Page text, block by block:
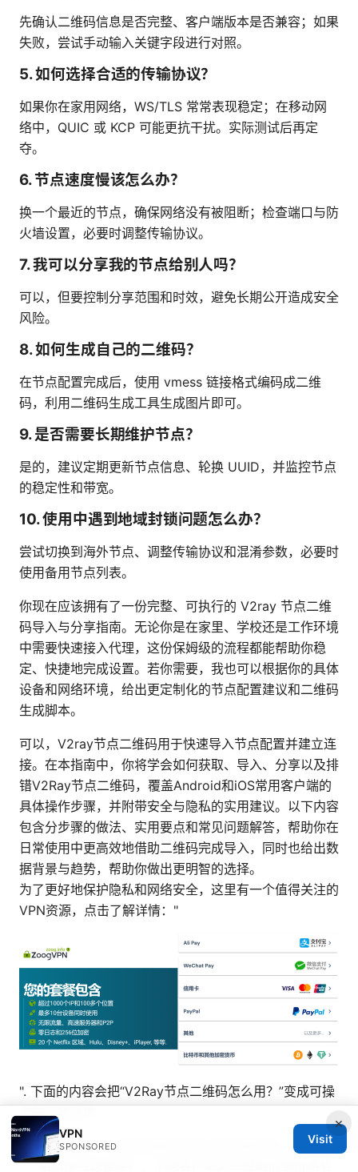
先确认二维码信息是否完整、客户端版本是否兼容；如果
失败，尝试手动输入关键字段进行对照。
5. 如何选择合适的传输协议？
如果你在家用网络，WS/TLS 常常表现稳定；在移动网
络中，QUIC 或 KCP 可能更抗干扰。实际测试后再定
夺。
6. 节点速度慢该怎么办？
换一个最近的节点，确保网络没有被阻断；检查端口与防
火墙设置，必要时调整传输协议。
7. 我可以分享我的节点给别人吗？
可以，但要控制分享范围和时效，避免长期公开造成安全
风险。
8. 如何生成自己的二维码？
在节点配置完成后，使用 vmess 链接格式编码成二维
码，利用二维码生成工具生成图片即可。
9. 是否需要长期维护节点？
是的，建议定期更新节点信息、轮换 UUID，并监控节点
的稳定性和带宽。
10. 使用中遇到地域封锁问题怎么办？
尝试切换到海外节点、调整传输协议和混淆参数，必要时
使用备用节点列表。
你现在应该拥有了一份完整、可执行的 V2ray 节点二维
码导入与分享指南。无论你是在家里、学校还是工作环境
中需要快速接入代理，这份保姆级的流程都能帮助你稳
定、快捷地完成设置。若你需要，我也可以根据你的具体
设备和网络环境，给出更定制化的节点配置建议和二维码
生成脚本。
可以，V2ray节点二维码用于快速导入节点配置并建立连
接。在本指南中，你将学会如何获取、导入、分享以及排
错V2Ray节点二维码，覆盖Android和iOS常用客户端的
具体操作步骤，并附带安全与隐私的实用建议。以下内容
包含分步骤的做法、实用要点和常见问题解答，帮助你在
日常使用中更高效地借助二维码完成导入，同时也给出数
据背景与趋势，帮助你做出更明智的选择。
为了更好地保护隐私和网络安全，这里有一个值得关注的
VPN资源，点击了解详情："
". 下面的内容会把“V2Ray节点二维码怎么用？”变成可操
作的实操清单。
核心思路：二维码承载的是节点的配置信息，扫描或
粘贴即可快速导入；不同客户端对二维码的解析略有
×
VPN
SPONSORED
Visit